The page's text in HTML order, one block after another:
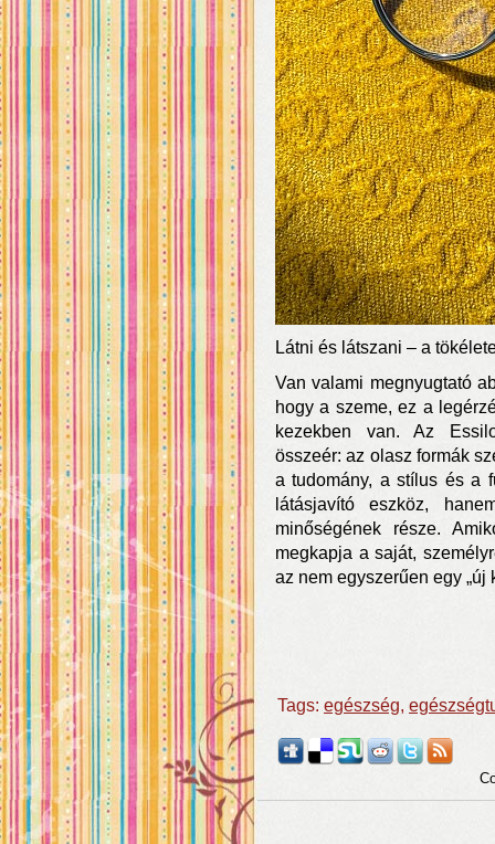
Látni és látszani – a
Van valami megnyugtató
hogy a szeme, ez a
kezekben van. Az
összeér: az olasz formák
a tudomány, a stílus és a
látásjavító eszköz,
minőségének része.
megkapja a saját,
az nem egyszerűen egy
Tags: egészség,